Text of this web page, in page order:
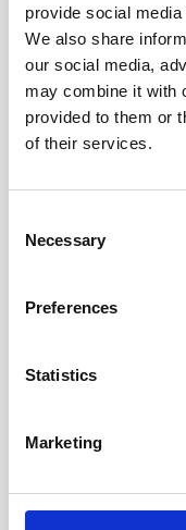
provide social
We also share
our social media,
may combine it with
provided to them or
of their services.
Selection
Necessary
Preferences
Statistics
Marketing
Je kiest dan voor
Vrijheid in beweging
Bewegen wordt
Een moment waarop
Je batterij is
omdat jij bewust voor
vinden.
maar omdat het klopt.
of simpelweg beter
het begint bij serieus